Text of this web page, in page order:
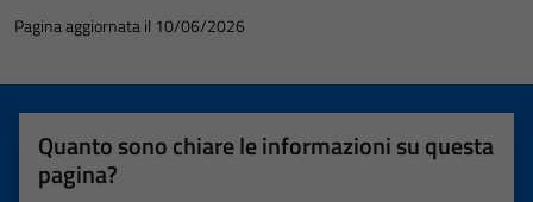
Pagina aggiornata il 10/06/2026
Quanto sono chiare le informazioni su questa
pagina?